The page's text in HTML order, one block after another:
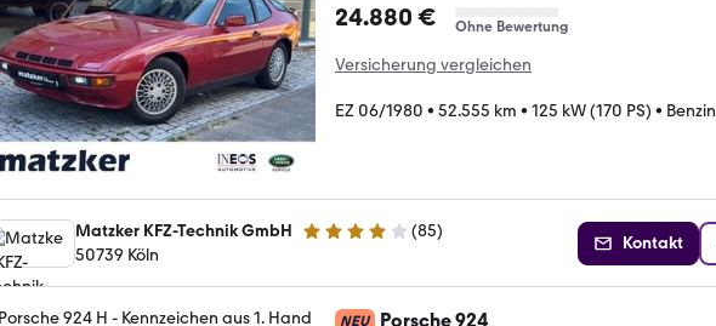
24.880 € Ohne Bewertung
Versicherung vergleichen
EZ 06/1980 • 52.555 km • 125 kW (170 PS) • Benzin
Matzker KFZ-Technik GmbH 4.2 Sterne (85)
50739 Köln
Kontakt
NEU Porsche 924